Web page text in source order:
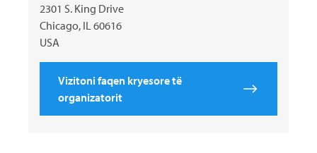
2301 S. King Drive
Chicago, IL 60616
USA
Vizitoni faqen kryesore të
organizatorit